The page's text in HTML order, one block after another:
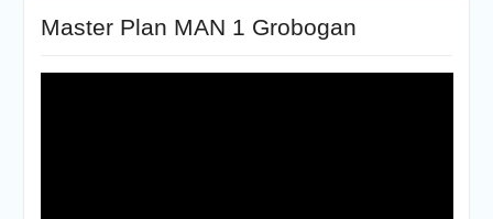
Master Plan MAN 1 Grobogan